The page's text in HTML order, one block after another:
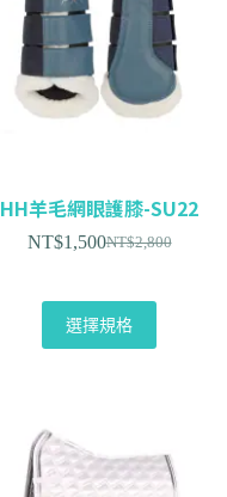
HH羊毛網眼護膝-SU22
NT$2,800
NT$1,500
選擇規格